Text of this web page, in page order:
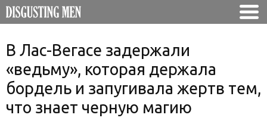
В Лас-Вегасе задержали
«ведьму», которая держала
бордель и запугивала жертв тем,
что знает черную магию